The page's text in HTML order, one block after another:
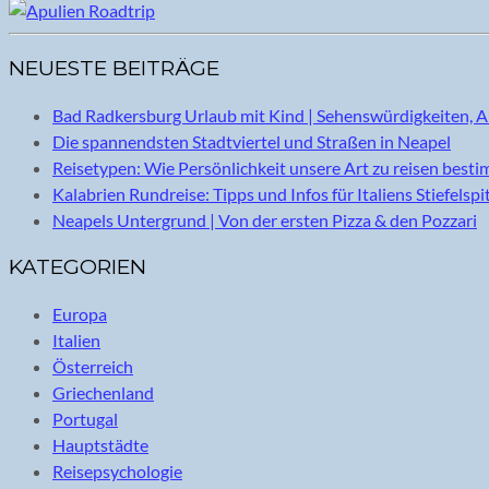
NEUESTE BEITRÄGE
Bad Radkersburg Urlaub mit Kind | Sehenswürdigkeiten,
Die spannendsten Stadtviertel und Straßen in Neapel
Reisetypen: Wie Persönlichkeit unsere Art zu reisen
Kalabrien Rundreise: Tipps und Infos für Italiens
Neapels Untergrund | Von der ersten Pizza & den Pozzari
KATEGORIEN
Europa
Italien
Österreich
Griechenland
Portugal
Hauptstädte
Reisepsychologie